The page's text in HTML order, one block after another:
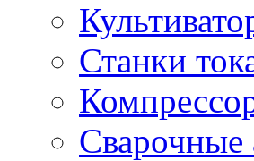
Станки
Сварочные